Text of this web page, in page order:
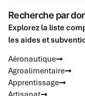
Recherche par
Explorez la liste
les aides et
Aéronautique
Agroalimentaire
Apprentissage